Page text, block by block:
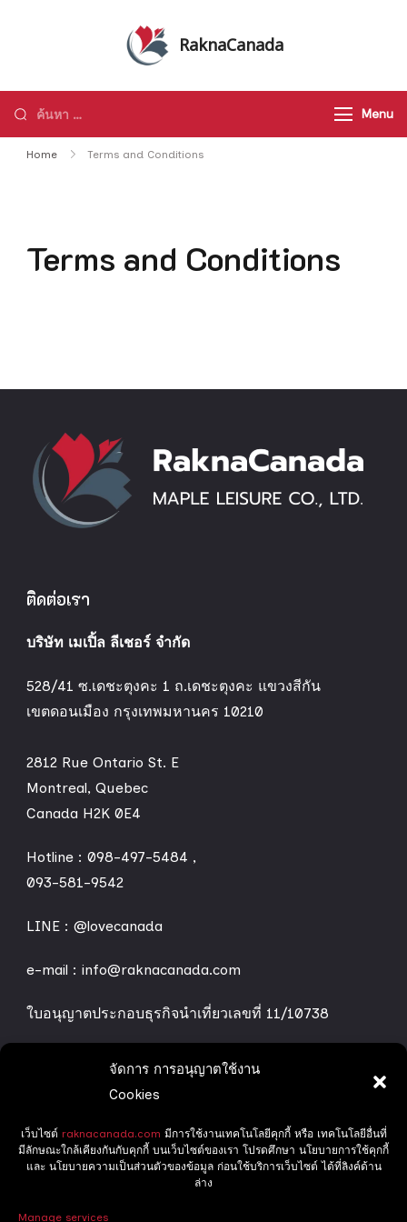
จัดการ การอนุญาตใช้งาน
Cookies
เว็บไซต์ raknacanada.com มีการใช้งานเทคโนโลยีคุกกี้ หรือ เทคโนโลยีอื่นที่
มีลักษณะใกล้เคียงกันกับคุกกี้ บนเว็บไซต์ของเรา โปรดศึกษา นโยบายการใช้คุกกี้
และ นโยบายความเป็นส่วนตัวของข้อมูล ก่อนใช้บริการเว็บไซต์ ได้ที่ลิงค์ด้าน
ล่าง
Manage services
RaknaCanada
แคนาดา ทัวร์อเมริกา ทัวร์ทั่วโลก
ค้นหา
สำหรับ:
Menu
Home Terms and Conditions
Terms and Conditions
ติดต่อเรา
บริษัท เมเปิ้ล ลีเชอร์ จำกัด
528/41 ซ.เดชะตุงคะ 1 ถ.เดชะตุงคะ แขวงสีกัน
เขตดอนเมือง กรุงเทพมหานคร 10210
2812 Rue Ontario St. E
Montreal, Quebec
Canada H2K 0E4
Hotline : 098-497-5484 ,
093-581-9542
LINE : @lovecanada
e-mail : info@raknacanada.com
ใบอนุญาตประกอบธุรกิจนำเที่ยวเลขที่ 11/10738
ทริปทัวร์ของเรา
Grand Canada